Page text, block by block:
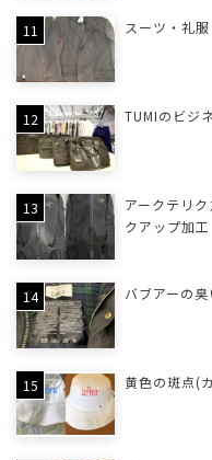
スーツ・礼
TUMIのビジ
アークテリ
クアップ加工
バブアーの
黄色の斑点(